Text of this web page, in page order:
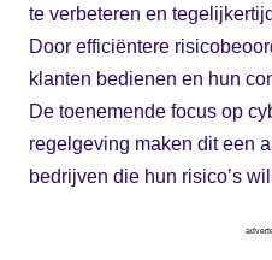
te verbeteren en
Door efficiëntere
klanten bedienen en hun
De toenemende focus op
regelgeving maken dit een
bedrijven die hun risico’s